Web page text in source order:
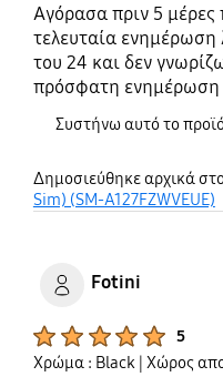
Αγόρασα πριν 5
τελευταία ενημέρωση
του 24 και δεν
πρόσφατη ενημέρωση
ανταποκρίνεται σε
Συστήνω αυτό το
Δημοσιεύθηκε αρχικά
Sim) (SM-A127FZWVEUE)
Fotini
5
Χρώμα : Black | Χώρος